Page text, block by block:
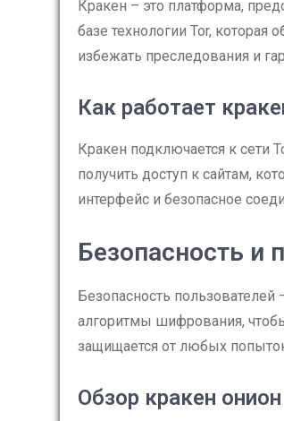
Кракен – это платформа,
базе технологии Tor, которая
избежать преследования и
Как работает
Кракен подключается к сети
получить доступ к сайтам,
интерфейс и безопасное
Безопасность и
Безопасность
алгоритмы шифрования,
защищается от любых
Обзор кракен онион